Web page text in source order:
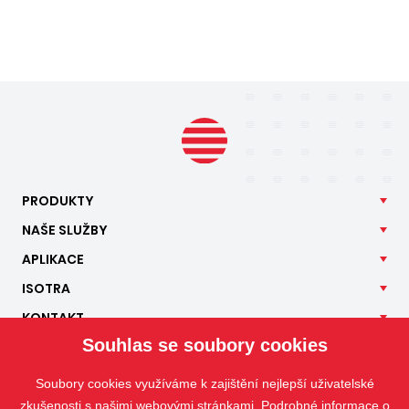
PRODUKTY
NAŠE SLUŽBY
APLIKACE
ISOTRA
KONTAKT
Souhlas se soubory cookies
Soubory cookies využíváme k zajištění nejlepší uživatelské
zkušenosti s našimi webovými stránkami. Podrobné informace o